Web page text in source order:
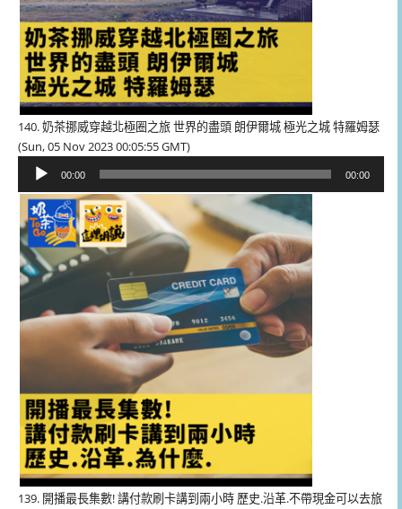
140. 奶茶挪威穿越北極圈之旅 世界的盡頭 朗伊爾城 極光之城 特羅姆瑟
(Sun, 05 Nov 2023 00:05:55 GMT)
播
放
器
00:00 00:00
139. 開播最長集數! 講付款刷卡講到兩小時 歷史.沿革.不帶現金可以去旅